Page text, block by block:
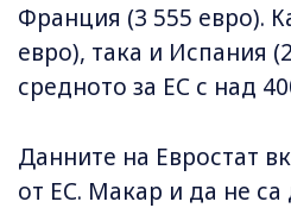
Франция (3 555 евро).
евро), така и Испания
средното за ЕС с над
Данните на Евростат
от ЕС. Макар и да не са